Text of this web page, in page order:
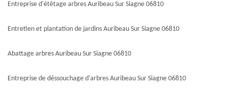
Entreprise d'étêtage arbres Auribeau Sur Siagne 06810
Entretien et plantation de jardins Auribeau Sur Siagne 06810
Abattage arbres Auribeau Sur Siagne 06810
Entreprise de déssouchage d'arbres Auribeau Sur Siagne 06810